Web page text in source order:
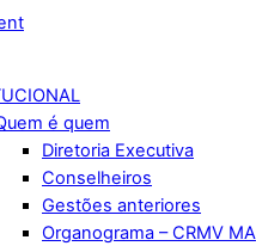
é quem
Diretoria Executiva
Conselheiros
Gestões anteriores
Organograma – CRMV MA